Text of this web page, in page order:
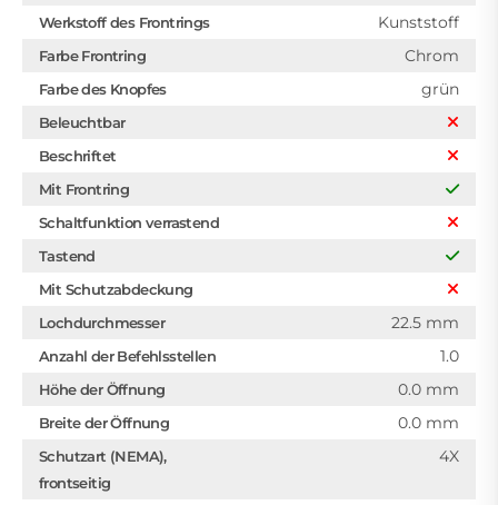
Werkstoff des Frontrings Kunststoff
Farbe Frontring Chrom
Farbe des Knopfes grün
Beleuchtbar
Beschriftet
Mit Frontring
Schaltfunktion verrastend
Tastend
Mit Schutzabdeckung
Lochdurchmesser
22.5 mm
Anzahl der Befehlsstellen 1.0
Höhe der Öffnung 0.0 mm
Breite der Öffnung 0.0 mm
Schutzart (NEMA),
frontseitig
4X